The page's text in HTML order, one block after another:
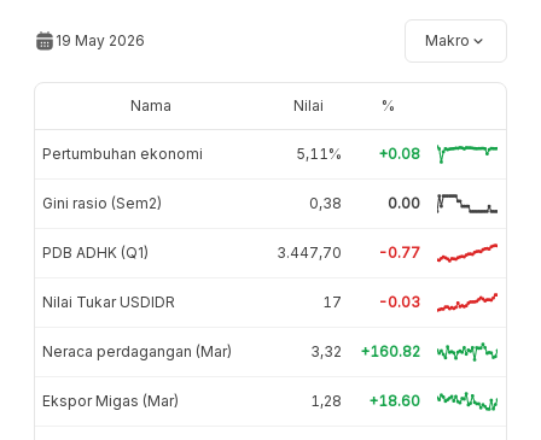
19 May 2026 Makro
Nama Nilai %
Pertumbuhan ekonomi 5,11% +0.08
Gini rasio (Sem2) 0,38 0.00
PDB ADHK (Q1) 3.447,70 -0.77
Nilai Tukar USDIDR 17 -0.03
Neraca perdagangan (Mar) 3,32 +160.82
Ekspor Migas (Mar) 1,28 +18.60